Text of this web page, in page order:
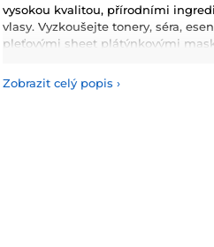
vysokou kvalitou, přírodními
vlasy. Vyzkoušejte tonery, séra,
pleťovými sheet plátýnkovými
Mezi nejčastěji používané
Zobrazit celý popis ›